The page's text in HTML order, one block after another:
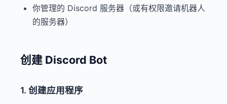
你管理的 Discord 服务器（或有权限邀请机器人
的服务器）
创建 Discord Bot
1. 创建应用程序